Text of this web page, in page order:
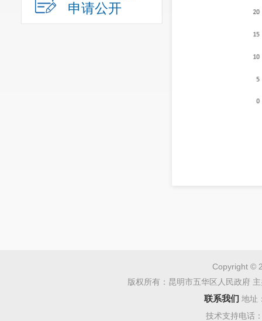
申请公开
Copyright ©
版权所有：昆明市五华区人民政府
联系我们 地址
技术支持电话